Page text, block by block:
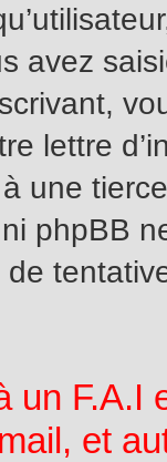
avez
lettre
une
phpBB
un F.A.I
et